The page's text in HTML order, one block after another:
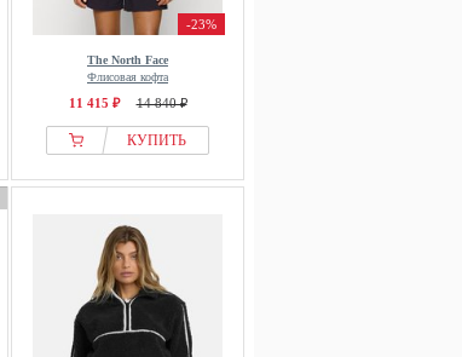
-23%
The North Face
Флисовая кофта
11 415 ₽ 14 840 ₽
КУПИТЬ